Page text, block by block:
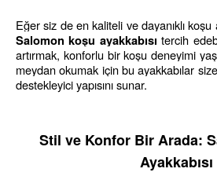
Salomon koşu ayakkabısı tercih
artırmak, konforlu bir koşu deneyimi
meydan okumak için bu ayakkabılar
destekleyici yapısını sunar.
Stil ve Konfor Bir Arada:
Ayakkabısı